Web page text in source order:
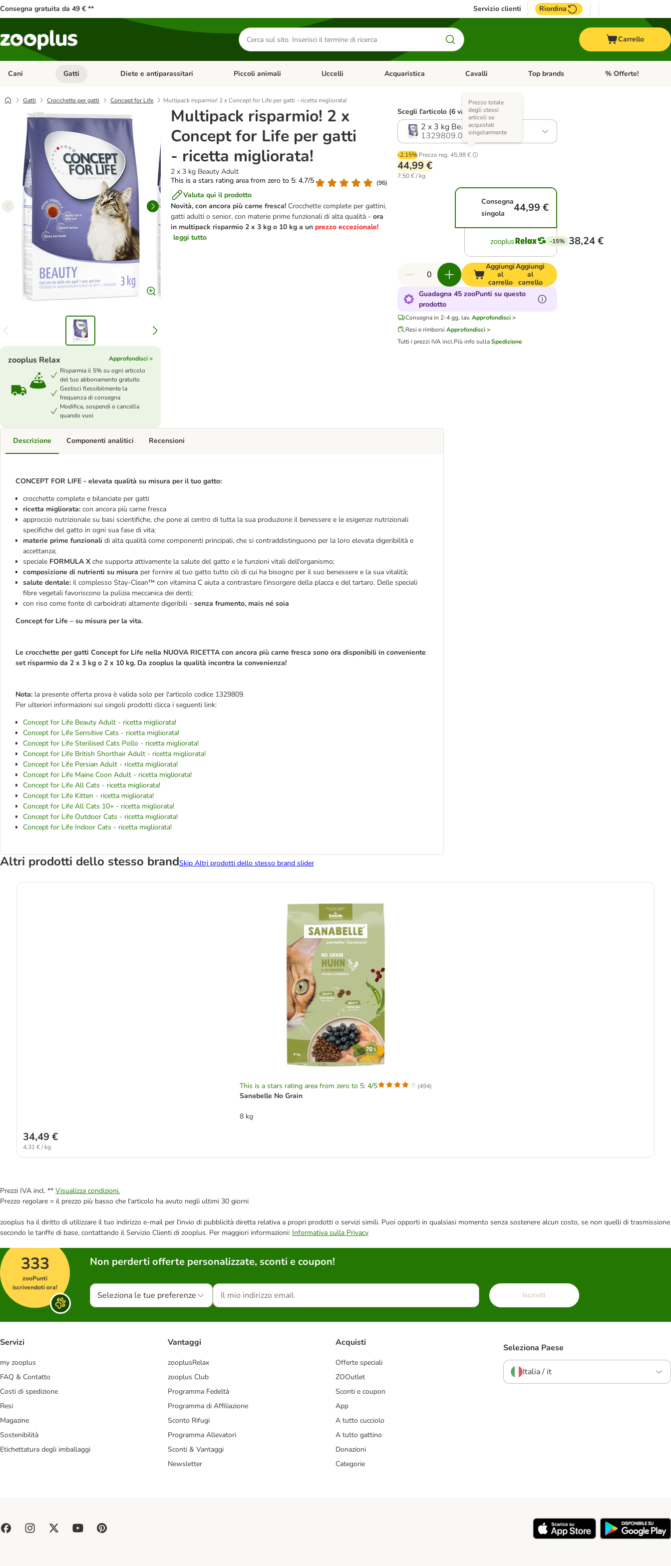
Consegna gratuita da 49 € ** Servizio clienti Riordina
Cerca
prodotti
Carrello
Cani Apri Menu Categoria: Cani
Gatti Apri Menu Categoria: Gatti
Diete e antiparassitari Apri Menu Categoria: Diete e antiparassitari
Piccoli animali Apri Menu Categoria: Piccoli animali
Uccelli Apri Menu Categoria: Uccelli
Acquaristica Apri Menu Categoria: Acquaristica
Cavalli Apri Menu Categoria: Cavalli
Top brands Apri Menu Categoria:
% Offerte!
Gatti Crocchette per gatti Concept for Life Multipack risparmio! 2 x Concept for Life per gatti - ricetta migliorata!
Multipack risparmio! 2 x
Concept for Life per gatti
- ricetta migliorata!
2 x 3 kg Beauty Adult
This is a stars rating area from zero to 5: 4.7/5
(96)
Valuta qui il prodotto
Novità, con ancora più carne fresca! Crocchette complete per gattini,
gatti adulti o senior, con materie prime funzionali di alta qualità - ora
in multipack risparmio 2 x 3 kg o 10 kg a un prezzo eccezionale!
leggi tutto
zooplus Relax
Approfondisci >
Risparmia il 5% su ogni articolo
del tuo abbonamento gratuito
Gestisci flessibilmente la
frequenza di consegna
Modifica, sospendi o cancella
quando vuoi
Scegli l'articolo (6 varianti)
2 x 3 kg Beauty Adult
1329809.0
-2.15% Prezzo reg. 45,98 €
Prezzo totale
degli stessi
articoli se
acquistati
singolarmente
44,99 €
7,50 € / kg
Consegna
singola
44,99 €
-15% 38,24 €
Aggiungi
al
carrello
Aggiungi
al
carrello
Guadagna 45 zooPunti su questo
prodotto
Consegna in 2-4 gg. lav. Approfondisci >
Resi e rimborsi Approfondisci >
Tutti i prezzi IVA incl.Più info sullaSpedizione
Descrizione
CONCEPT FOR LIFE - elevata qualità su misura per il tuo gatto:
crocchette complete e bilanciate per gatti
ricetta migliorata: con ancora più carne fresca
approccio nutrizionale su basi scientifiche, che pone al centro di tutta la sua produzione il benessere e le esigenze nutrizionali
specifiche del gatto in ogni sua fase di vita;
materie prime funzionali di alta qualità come componenti principali, che si contraddistinguono per la loro elevata digeribilità e
accettanza;
speciale FORMULA X che supporta attivamente la salute del gatto e le funzioni vitali dell'organismo;
composizione di nutrienti su misura per fornire al tuo gatto tutto ciò di cui ha bisogno per il suo benessere e la sua vitalità;
salute dentale: il complesso Stay-Clean™ con vitamina C aiuta a contrastare l'insorgere della placca e del tartaro. Delle speciali
fibre vegetali favoriscono la pulizia meccanica dei denti;
con riso come fonte di carboidrati altamente digeribili - senza frumento, mais né soia
Concept for Life – su misura per la vita.
Le crocchette per gatti Concept for Life nella NUOVA RICETTA con ancora più carne fresca sono ora disponibili in conveniente
set risparmio da 2 x 3 kg o 2 x 10 kg. Da zooplus la qualità incontra la convenienza!
Nota: la presente offerta prova è valida solo per l'articolo codice 1329809.
Per ulteriori informazioni sui singoli prodotti clicca i seguenti link:
Concept for Life Beauty Adult - ricetta migliorata!
Concept for Life Sensitive Cats - ricetta migliorata!
Concept for Life Sterilised Cats Pollo - ricetta migliorata!
Concept for Life British Shorthair Adult - ricetta migliorata!
Concept for Life Persian Adult - ricetta migliorata!
Concept for Life Maine Coon Adult - ricetta migliorata!
Concept for Life All Cats - ricetta migliorata!
Concept for Life Kitten - ricetta migliorata!
Concept for Life All Cats 10+ - ricetta migliorata!
Concept for Life Outdoor Cats - ricetta migliorata!
Concept for Life Indoor Cats - ricetta migliorata!
Componenti analitici Recensioni
Altri prodotti dello stesso brandSkip Altri prodotti dello stesso brand slider
This is a stars rating area from zero to 5: 4/5 (494)
Sanabelle No Grain
8 kg
34,49 €
4,31 € / kg
Prezzi IVA incl. ** Visualizza condizioni.
Prezzo regolare = il prezzo più basso che l'articolo ha avuto negli ultimi 30 giorni
zooplus ha il diritto di utilizzare il tuo indirizzo e-mail per l'invio di pubblicità diretta relativa a propri prodotti o servizi simili. Puoi opporti in qualsiasi momento senza sostenere alcun costo, se non quelli di trasmissione
secondo le tariffe di base, contattando il Servizio Clienti di zooplus. Per maggiori informazioni: Informativa sulla Privacy
333
zooPunti
iscrivendoti ora!
Non perderti offerte personalizzate, sconti e coupon!
Seleziona le tue preferenze Iscriviti
Servizi
my zooplus
FAQ & Contatto
Costi di spedizione
Resi
Magazine
Sostenibilità
Etichettatura degli imballaggi
Vantaggi
zooplusRelax
zooplus Club
Programma Fedeltà
Programma di Affiliazione
Sconto Rifugi
Programma Allevatori
Sconti & Vantaggi
Newsletter
Acquisti
Offerte speciali
ZOOutlet
Sconti e coupon
App
A tutto cucciolo
A tutto gattino
Donazioni
Categorie
Seleziona Paese
Italia / it